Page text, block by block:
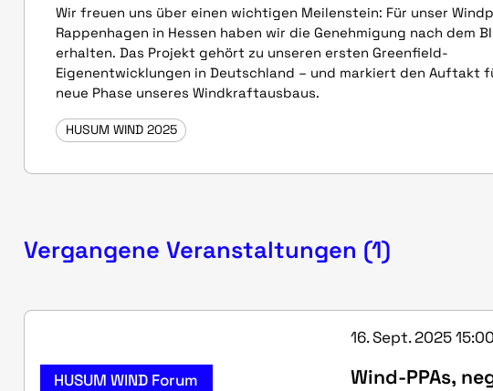
Wir freuen uns über einen wichtigen Meilenstein: Für unser
Rappenhagen in Hessen haben wir die Genehmigung nach dem
erhalten. Das Projekt gehört zu unseren ersten Greenfield-
Eigenentwicklungen in Deutschland – und markiert den Auftakt
neue Phase unseres Windkraftausbaus.
HUSUM WIND 2025
Vergangene Veranstaltungen (1)
HUSUM WIND Forum
16. Sept. 2025
Wind-PPAs,